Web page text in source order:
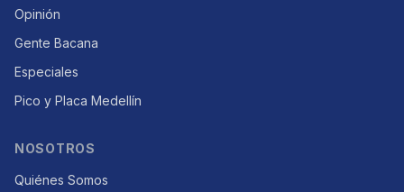
Opinión
Gente Bacana
Especiales
Pico y Placa Medellín
NOSOTROS
Quiénes Somos